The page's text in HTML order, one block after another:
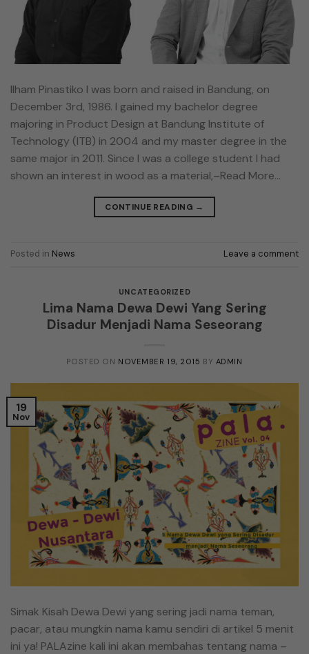
Ilham Pinastiko I was born and raised in Bandung, on
December 3rd, 1986. I gained my bachelor degree
majoring in Product Design at Bandung Institute of
Technology (ITB) in 2004 and my master degree in the
same major in 2011. Since I was a college student I had
shown an interest in wood as a material,–Read More…
CONTINUE READING →
Posted in News Leave a comment
UNCATEGORIZED
Lima Nama Dewa Dewi Yang Sering
Disadur Menjadi Nama Seseorang
POSTED ON NOVEMBER 19, 2015 BY ADMIN
19
Nov
Simak Kisah Dewa Dewi yang sering jadi nama teman,
pacar, atau mungkin nama kamu sendiri di artikel 5 menit
ini ya! PALAzine kali ini akan membahas tentang nama –